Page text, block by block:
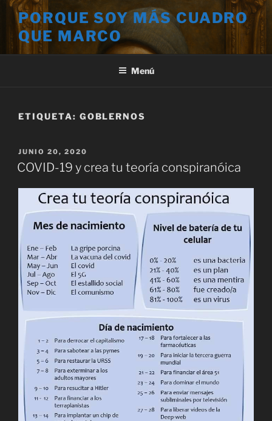
Saltar
contenido
PORQUE SOY MÁS CUADRO
QUE MARCO
Menú
ETIQUETA: GOBLERNOS
PUBLICADO
EL
JUNIO 20, 2020
COVID-19 y crea tu teoría conspiranóica